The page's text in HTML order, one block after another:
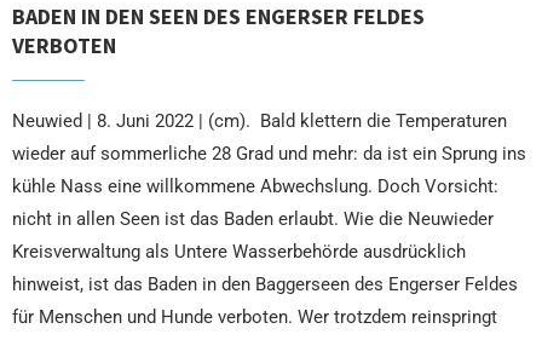
BADEN IN DEN SEEN DES ENGERSER FELDES
VERBOTEN
Neuwied | 8. Juni 2022 | (cm). Bald klettern die Temperaturen
wieder auf sommerliche 28 Grad und mehr: da ist ein Sprung ins
kühle Nass eine willkommene Abwechslung. Doch Vorsicht:
nicht in allen Seen ist das Baden erlaubt. Wie die Neuwieder
Kreisverwaltung als Untere Wasserbehörde ausdrücklich
hinweist, ist das Baden in den Baggerseen des Engerser Feldes
für Menschen und Hunde verboten. Wer trotzdem reinspringt